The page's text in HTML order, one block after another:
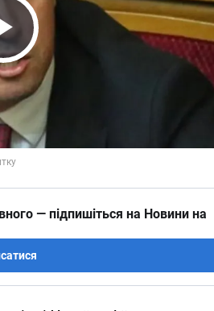
Video
— підпишіться на Новини на